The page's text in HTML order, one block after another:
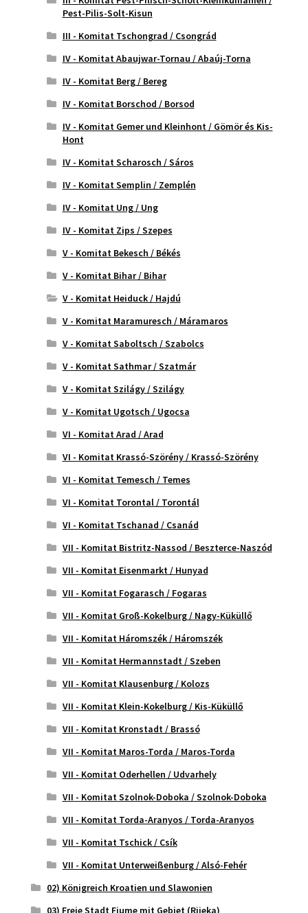
Pest-Pilis-Solt-Kisun
III - Komitat Tschongrad / Csongrád
IV - Komitat Abaujwar-Tornau / Abaúj-Torna
IV - Komitat Berg / Bereg
IV - Komitat Borschod / Borsod
IV - Komitat Gemer und Kleinhont / Gömör és Kis-
Hont
IV - Komitat Scharosch / Sáros
IV - Komitat Semplin / Zemplén
IV - Komitat Ung / Ung
IV - Komitat Zips / Szepes
V - Komitat Bekesch / Békés
V - Komitat Bihar / Bihar
V - Komitat Heiduck / Hajdú
V - Komitat Maramuresch / Máramaros
V - Komitat Saboltsch / Szabolcs
V - Komitat Sathmar / Szatmár
V - Komitat Szilágy / Szilágy
V - Komitat Ugotsch / Ugocsa
VI - Komitat Arad / Arad
VI - Komitat Krassó-Szörény / Krassó-Szörény
VI - Komitat Temesch / Temes
VI - Komitat Torontal / Torontál
VI - Komitat Tschanad / Csanád
VII - Komitat Bistritz-Nassod / Beszterce-Naszód
VII - Komitat Eisenmarkt / Hunyad
VII - Komitat Fogarasch / Fogaras
VII - Komitat Groß-Kokelburg / Nagy-Küküllő
VII - Komitat Háromszék / Háromszék
VII - Komitat Hermannstadt / Szeben
VII - Komitat Klausenburg / Kolozs
VII - Komitat Klein-Kokelburg / Kis-Küküllő
VII - Komitat Kronstadt / Brassó
VII - Komitat Maros-Torda / Maros-Torda
VII - Komitat Oderhellen / Udvarhely
VII - Komitat Szolnok-Doboka / Szolnok-Doboka
VII - Komitat Torda-Aranyos / Torda-Aranyos
VII - Komitat Tschick / Csík
VII - Komitat Unterweißenburg / Alsó-Fehér
02) Königreich Kroatien und Slawonien
03) Freie Stadt Fiume mit Gebiet (Rijeka)